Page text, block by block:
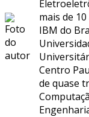
mais de
IBM do
Centro
de quase